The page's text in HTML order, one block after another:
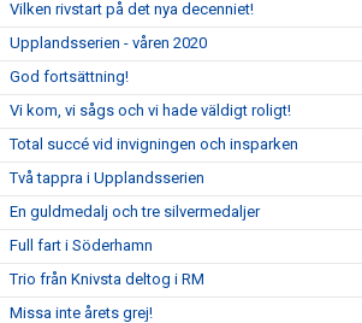
Vilken rivstart på det nya decenniet!
Upplandsserien - våren 2020
God fortsättning!
Vi kom, vi sågs och vi hade väldigt roligt!
Total succé vid invigningen och insparken
Två tappra i Upplandsserien
En guldmedalj och tre silvermedaljer
Full fart i Söderhamn
Trio från Knivsta deltog i RM
Missa inte årets grej!